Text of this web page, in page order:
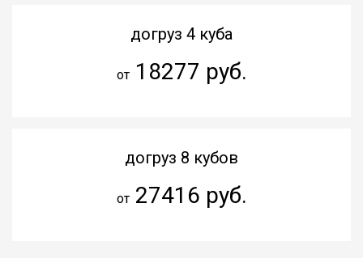
догруз 4 куба
от18277 руб.
догруз 8 кубов
от27416 руб.